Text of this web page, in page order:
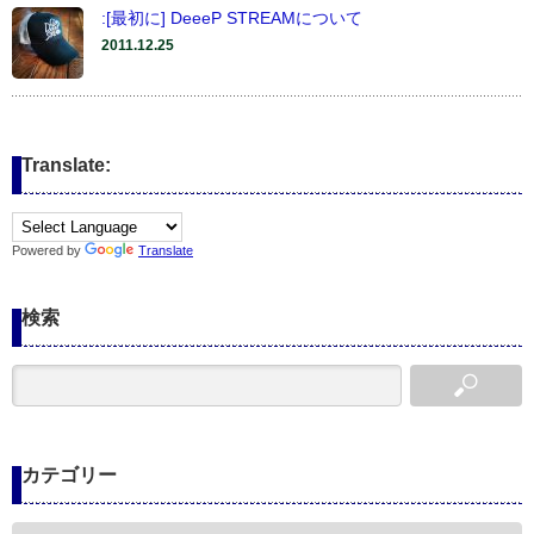
:[最初に] DeeeP STREAMについて
2011.12.25
Translate:
Powered by Translate
検索
カテゴリー